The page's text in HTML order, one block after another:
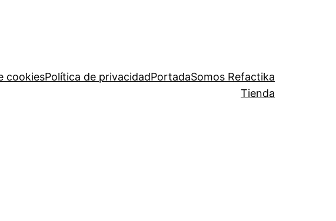
cookiesPolítica de privacidadPortadaSomos Refactika
Tienda